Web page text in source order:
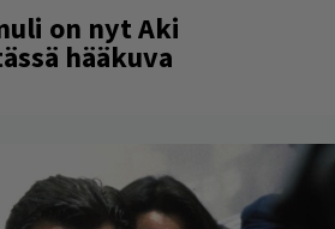
on nyt Aki
hääkuva